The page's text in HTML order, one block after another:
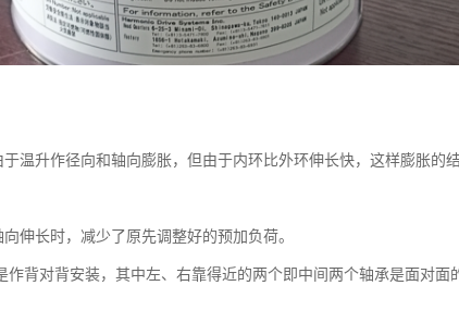
温升作径向和轴向膨胀，但由于内环比外环伸长快，这样膨胀的
伸长时，减少了原先调整好的预加负荷。
背对背安装，其中左、右靠得近的两个即中间两个轴承是面对面